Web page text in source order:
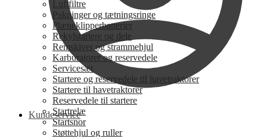
Kundeservice
Luftfiltre
Pakninger og tætningsringe
Plæneklipperbatterier
Rekylstartere og dele
Remskiver og strammehjul
Karburatorer og reservedele
Servicesæt
Startere og reservedele til havetraktorer
Startere til havetraktorer
Reservedele til startere
Startrelæ
Startsnor
Støttehjul og ruller